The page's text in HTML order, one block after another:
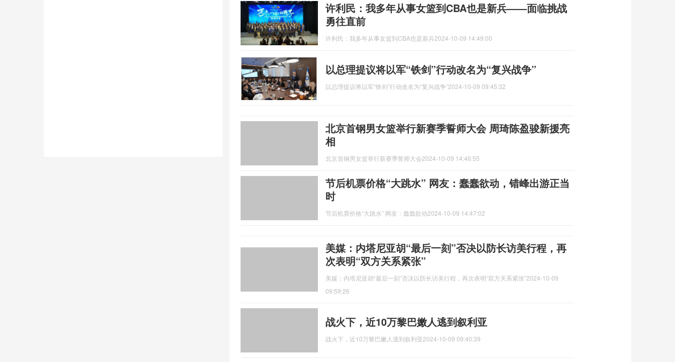
许利民：我多年从事女篮到CBA也是新兵——面临挑战
勇往直前
许利民：我多年从事女篮到CBA也是新兵2024-10-09 14:49:00
以总理提议将以军“铁剑”行动改名为“复兴战争”
以总理提议将以军“铁剑”行动改名为“复兴战争”2024-10-09 09:45:32
北京首钢男女篮举行新赛季誓师大会 周琦陈盈骏新援亮
相
北京首钢男女篮举行新赛季誓师大会2024-10-09 14:46:55
节后机票价格“大跳水” 网友：蠢蠢欲动，错峰出游正当
时
节后机票价格“大跳水” 网友：蠢蠢欲动2024-10-09 14:47:02
美媒：内塔尼亚胡“最后一刻”否决以防长访美行程，再
次表明“双方关系紧张”
美媒：内塔尼亚胡“最后一刻”否决以防长访美行程，再次表明“双方关系紧张”2024-10-09
09:59:26
战火下，近10万黎巴嫩人逃到叙利亚
战火下，近10万黎巴嫩人逃到叙利亚2024-10-09 09:40:39